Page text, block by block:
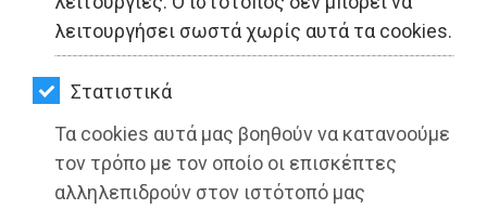
λειτουργήσει σωστά χωρίς αυτά τα cookies.
Στατιστικά
Τα cookies αυτά μας βοηθούν να κατανοούμε
τον τρόπο με τον οποίο οι επισκέπτες
αλληλεπιδρούν στον ιστότοπό μας
ΥΓΕΙΑ
LIFESTYLE
ΤΑΞΙΔΙΑ
ΕΞΟΔΟΣ